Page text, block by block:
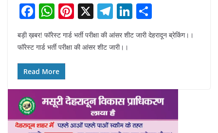
F
c
e
b
o
o
k
W
at
s
A
p
p
Pi
nt
er
X T
el
e
m
Li
k
n
ar
बड़ी ख़बर! फॉरेस्ट गार्ड भर्ती परीक्षा की आंसर शीट जारी देहरादून ब्रेकिंग।।
फॉरेस्ट गार्ड भर्ती परीक्षा की आंसर शीट जारी।।
Read More